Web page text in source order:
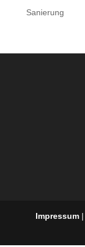
Sanierung
Impressum |